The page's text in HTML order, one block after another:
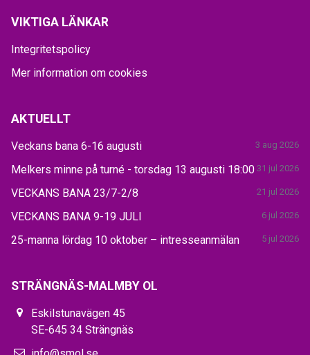
VIKTIGA LÄNKAR
Integritetspolicy
Mer information om cookies
AKTUELLT
Veckans bana 6-16 augusti 3 aug 2026
Melkers minne på turné - torsdag 13 augusti 18:00 31 jul 2026
VECKANS BANA 23/7-2/8 21 jul 2026
VECKANS BANA 9-19 JULI 6 jul 2026
25-manna lördag 10 oktober – intresseanmälan 5 jul 2026
STRÄNGNÄS-MALMBY OL
Eskilstunavägen 45
SE-645 34 Strängnäs